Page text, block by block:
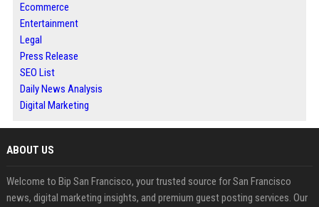
Ecommerce
Entertainment
Legal
Press Release
SEO List
Daily News Analysis
Digital Marketing
ABOUT US
Welcome to Bip San Francisco, your trusted source for San Francisco
news, digital marketing insights, and premium guest posting services. Our